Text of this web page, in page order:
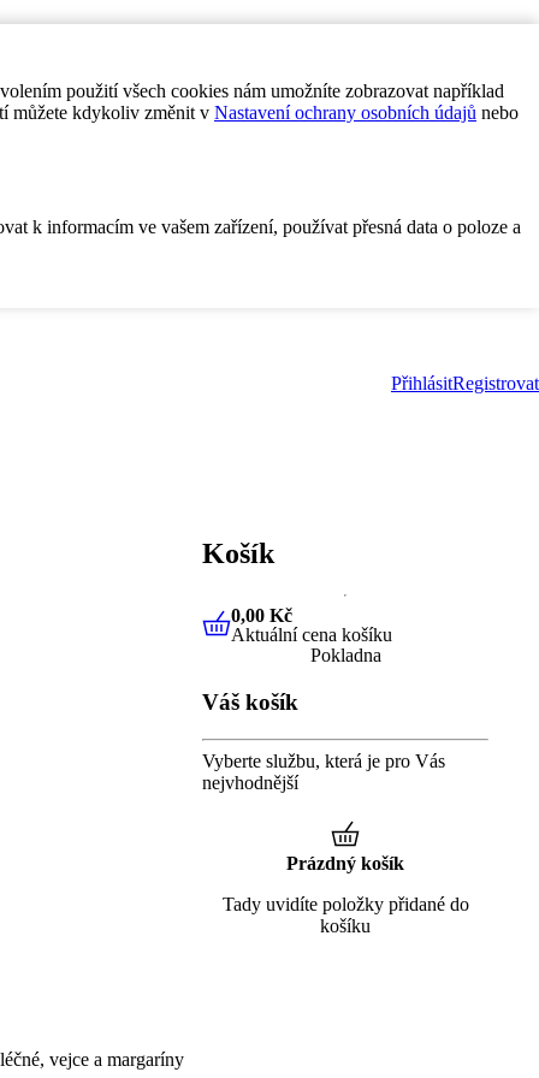
použití všech cookies nám umožníte zobrazovat například
můžete kdykoliv změnit v Nastavení ochrany osobních údajů nebo
k informacím ve vašem zařízení, používat přesná data o poloze a
PřihlásitRegistrovat
vejce a margaríny
Košík
0,00 KčAktuální cena košíku
0,00 Kč
Aktuální cena košíku
Pokladna
Váš košík
Vyberte službu, která je pro Vás
nejvhodnější
Prázdný košík
Tady uvidíte položky přidané do
košíku